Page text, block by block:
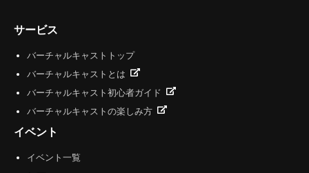
サービス
バーチャルキャストトップ
バーチャルキャストとは
バーチャルキャスト初心者ガイド
バーチャルキャストの楽しみ方
イベント
イベント一覧